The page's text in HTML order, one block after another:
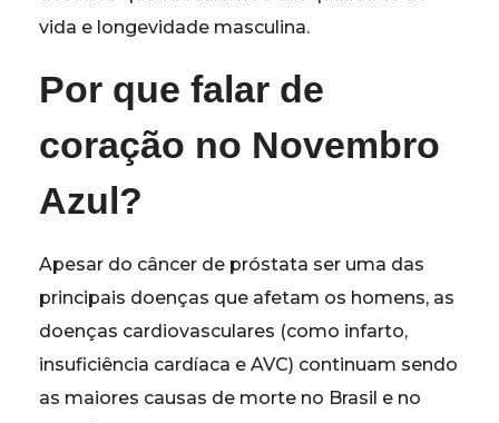
vida e longevidade masculina.
Por que falar de
coração no Novembro
Azul?
Apesar do câncer de próstata ser uma das
principais doenças que afetam os homens, as
doenças cardiovasculares (como infarto,
insuficiência cardíaca e AVC) continuam sendo
as maiores causas de morte no Brasil e no